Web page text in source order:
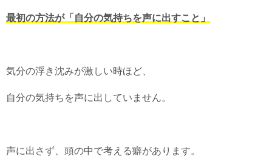
最初の方法が「自分の気持ちを声に出すこと」
気分の浮き沈みが激しい時ほど、
自分の気持ちを声に出していません。
声に出さず、頭の中で考える癖があります。